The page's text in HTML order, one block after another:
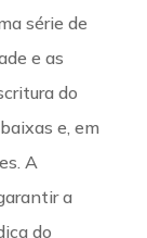
série de
e as
do
e, em
A
a
do